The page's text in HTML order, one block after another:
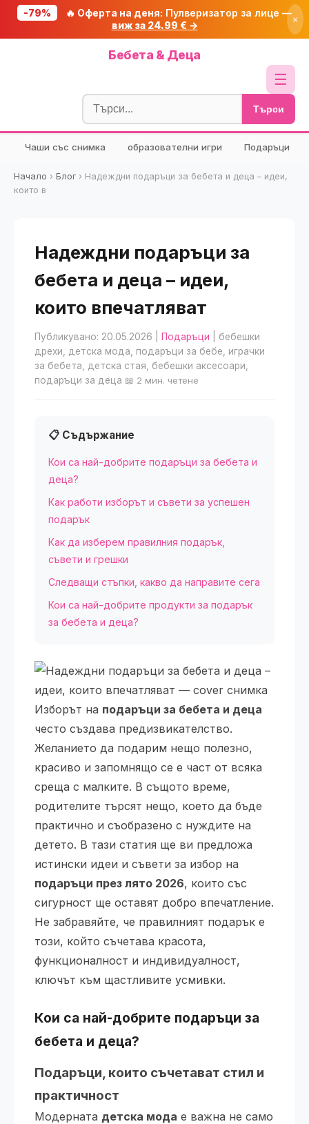
-79% 🔥 Оферта на деня: Пулверизатор за лице —
виж за 24.99 € →
×
Бебета & Деца
☰
Блог
🧮 Калкулатори
🔍 Намери продукт
🎁 Подарък
Търси
Чаши със снимка образователни игри Подаръци
Начало › Блог› Надеждни подаръци за бебета и деца – идеи,
които в
Надеждни подаръци за
бебета и деца – идеи,
които впечатляват
Публикувано: 20.05.2026 Подаръци | бебешки
дрехи, детска мода, подаръци за бебе, играчки
за бебета, детска стая, бебешки аксесоари,
подаръци за деца 📖 2 мин. четене
📋 Съдържание
Кои са най-добрите подаръци за бебета и
деца?
Как работи изборът и съвети за успешен
подарък
Как да изберем правилния подарък,
съвети и грешки
Следващи стъпки, какво да направите сега
Кои са най-добрите продукти за подарък
за бебета и деца?
Изборът на подаръци за бебета и деца
често създава предизвикателство.
Желанието да подарим нещо полезно,
красиво и запомнящо се е част от всяка
среща с малките. В същото време,
родителите търсят нещо, което да бъде
практично и съобразено с нуждите на
детето. В тази статия ще ви предложа
истински идеи и съвети за избор на
подаръци през лято 2026, които със
сигурност ще оставят добро впечатление.
Не забравяйте, че правилният подарък е
този, който съчетава красота,
функционалност и индивидуалност,
ключът към щастливите усмивки.
Кои са най-добрите подаръци за
бебета и деца?
Подаръци, които съчетават стил и
практичност
Модерната детска мода е важна не само